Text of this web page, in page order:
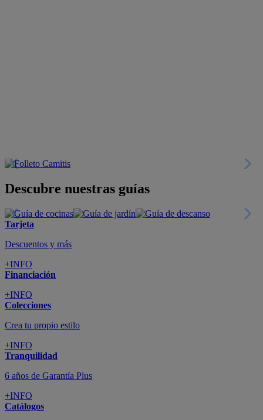
Descubre nuestras guías
Tarjeta
Descuentos y más
+INFO
Financiación
+INFO
Colecciones
Crea tu propio estilo
+INFO
Tranquilidad
6 años de Garantía Plus
+INFO
Catálogos